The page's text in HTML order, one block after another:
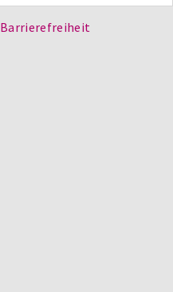
Barrierefreiheit